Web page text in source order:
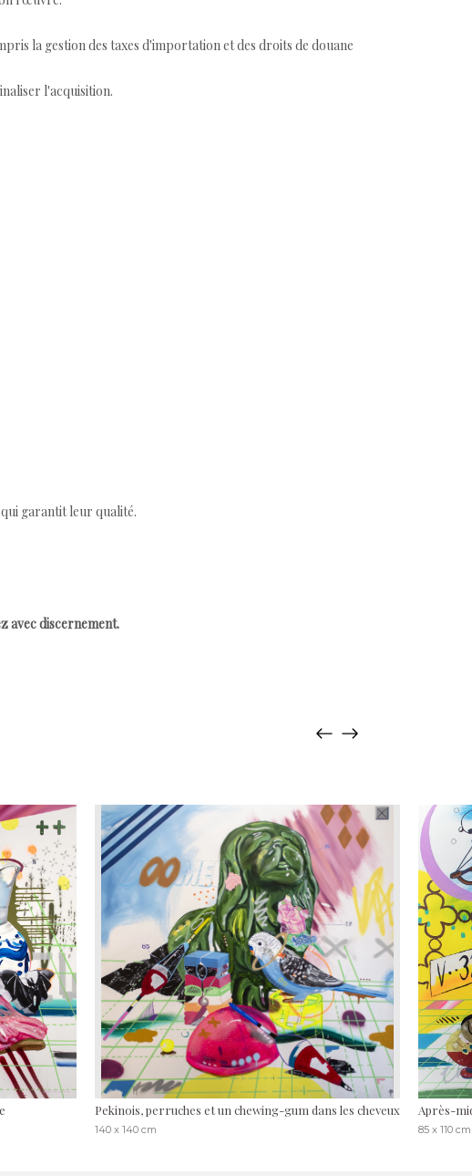
la gestion des taxes d'importation et des droits de douane
l'acquisition.
garantit leur qualité.
avec discernement.
Pekinois, perruches et un chewing-gum dans les cheveux
140 x 140 cm
Après-
85 x 110 cm